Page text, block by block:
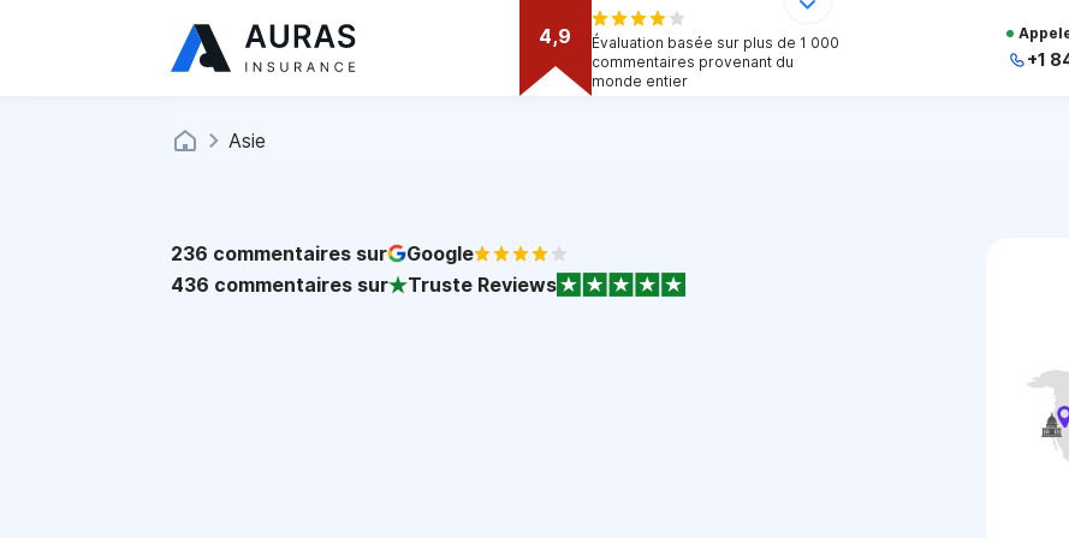
4,9
Évaluation basée sur plus de 1 000
commentaires provenant du
monde entier
+1
Asie
236 commentaires sur
Google
436 commentaires sur Truste Reviews